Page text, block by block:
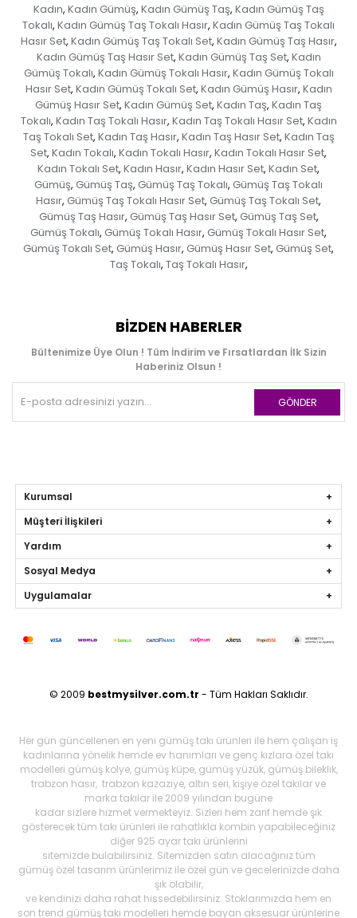
Kadın, Kadın Gümüş, Kadın Gümüş Taş, Kadın Gümüş Taş
Tokalı, Kadın Gümüş Taş Tokalı Hasır, Kadın Gümüş Taş Tokalı
Hasır Set, Kadın Gümüş Taş Tokalı Set, Kadın Gümüş Taş Hasır,
Kadın Gümüş Taş Hasır Set, Kadın Gümüş Taş Set, Kadın
Gümüş Tokalı, Kadın Gümüş Tokalı Hasır, Kadın Gümüş Tokalı
Hasır Set, Kadın Gümüş Tokalı Set, Kadın Gümüş Hasır, Kadın
Gümüş Hasır Set, Kadın Gümüş Set, Kadın Taş, Kadın Taş
Tokalı, Kadın Taş Tokalı Hasır, Kadın Taş Tokalı Hasır Set, Kadın
Taş Tokalı Set, Kadın Taş Hasır, Kadın Taş Hasır Set, Kadın Taş
Set, Kadın Tokalı, Kadın Tokalı Hasır, Kadın Tokalı Hasır Set,
Kadın Tokalı Set, Kadın Hasır, Kadın Hasır Set, Kadın Set,
Gümüş, Gümüş Taş, Gümüş Taş Tokalı, Gümüş Taş Tokalı
Hasır, Gümüş Taş Tokalı Hasır Set, Gümüş Taş Tokalı Set,
Gümüş Taş Hasır, Gümüş Taş Hasır Set, Gümüş Taş Set,
Gümüş Tokalı, Gümüş Tokalı Hasır, Gümüş Tokalı Hasır Set,
Gümüş Tokalı Set, Gümüş Hasır, Gümüş Hasır Set, Gümüş Set,
Taş Tokalı, Taş Tokalı Hasır,
BIZDEN HABERLER
Bültenimize Üye Olun ! Tüm İndirim ve Fırsatlardan İlk Sizin
Haberiniz Olsun !
GÖNDER
Kurumsal
Müşteri İlişkileri
Yardım
Sosyal Medya
Uygulamalar
© 2009 bestmysilver.com.tr - Tüm Hakları Saklıdır.
Her gün güncellenen en yeni gümüş takı ürünleri ile hem çalışan iş
kadınlarına yönelik hemde ev hanımları ve genç kızlara özel takı
modelleri gümüş kolye, gümüş küpe, gümüş yüzük, gümüş bileklik,
trabzon hasır, trabzon kazaziye, altın seri, kişiye özel takılar ve
marka takılar ile 2009 yılından bugüne
kadar sizlere hizmet vermekteyiz. Sizleri hem zarif hemde şık
gösterecek tüm takı ürünleri ile rahatlıkla kombin yapabileceğiniz
diğer 925 ayar takı ürünlerini
sitemizde bulabilirsiniz. Sitemizden satın alacağınız tüm
gümüş özel tasarım ürünlerimiz ile özel gün ve gecelerinizde daha
şık olabilir,
ve kendinizi daha rahat hissedebilirsiniz. Stoklarımızda hem en
son trend gümüş takı modelleri hemde bayan aksesuar ürünlerine